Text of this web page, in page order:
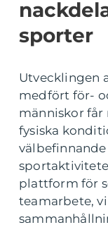
sporter
Utvecklingen
medfört för-
människor
fysiska
plattform för
teamarbete,